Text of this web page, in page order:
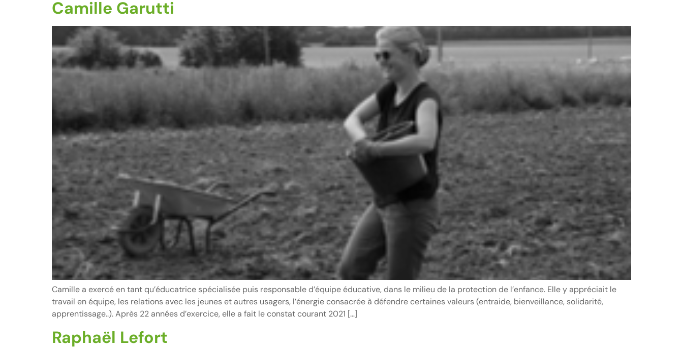
Camille Garutti
Camille a exercé en tant qu’éducatrice spécialisée puis responsable d’équipe éducative, dans le milieu de la protection de l’enfance. Elle y appréciait le
travail en équipe, les relations avec les jeunes et autres usagers, l’énergie consacrée à défendre certaines valeurs (entraide, bienveillance, solidarité,
apprentissage..). Après 22 années d’exercice, elle a fait le constat courant 2021 […]
Raphaël Lefort